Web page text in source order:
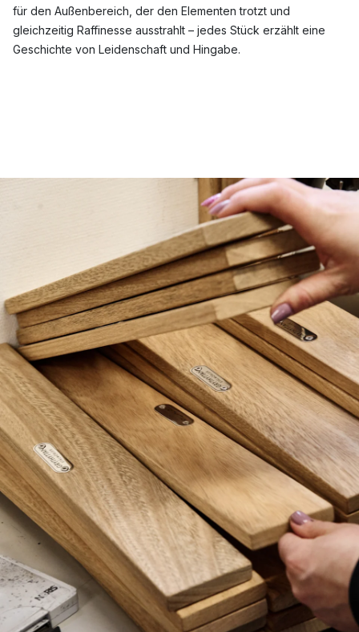
für den Außenbereich, der den Elementen trotzt und
gleichzeitig Raffinesse ausstrahlt – jedes Stück erzählt eine
Geschichte von Leidenschaft und Hingabe.